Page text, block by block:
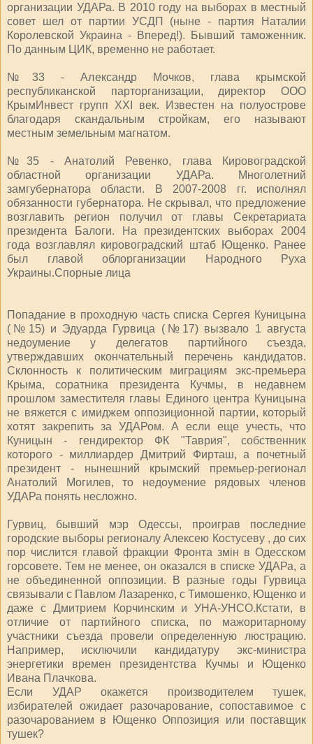
организации УДАРа. В 2010 году на выборах в местный
совет шел от партии УСДП (ныне - партия Наталии
Королевской Украина - Вперед!). Бывший таможенник.
По данным ЦИК, временно не работает.
№33 - Александр Мочков, глава крымской
республиканской парторганизации, директор ООО
КрымИнвест групп XXI век. Известен на полуострове
благодаря скандальным стройкам, его называют
местным земельным магнатом.
№35 - Анатолий Ревенко, глава Кировоградской
областной организации УДАРа. Многолетний
замгубернатора области. В 2007-2008 гг. исполнял
обязанности губернатора. Не скрывал, что предложение
возглавить регион получил от главы Секретариата
президента Балоги. На президентских выборах 2004
года возглавлял кировоградский штаб Ющенко. Ранее
был главой облорганизации Народного Руха
Украины.Спорные лица
Попадание в проходную часть списка Сергея Куницына
(№15) и Эдуарда Гурвица (№17) вызвало 1 августа
недоумение у делегатов партийного съезда,
утверждавших окончательный перечень кандидатов.
Склонность к политическим миграциям экс-премьера
Крыма, соратника президента Кучмы, в недавнем
прошлом заместителя главы Единого центра Куницына
не вяжется с имиджем оппозиционной партии, который
хотят закрепить за УДАРом. А если еще учесть, что
Куницын - гендиректор ФК "Таврия", собственник
которого - миллиардер Дмитрий Фирташ, а почетный
президент - нынешний крымский премьер-регионал
Анатолий Могилев, то недоумение рядовых членов
УДАРа понять несложно.
Гурвиц, бывший мэр Одессы, проиграв последние
городские выборы регионалу Алексею Костусеву , до сих
пор числится главой фракции Фронта змін в Одесском
горсовете. Тем не менее, он оказался в списке УДАРа, а
не объединенной оппозиции. В разные годы Гурвица
связывали с Павлом Лазаренко, с Тимошенко, Ющенко и
даже с Дмитрием Корчинским и УНА-УНСО.Кстати, в
отличие от партийного списка, по мажоритарному
участники съезда провели определенную люстрацию.
Например, исключили кандидатуру экс-министра
энергетики времен президентства Кучмы и Ющенко
Ивана Плачкова.
Если УДАР окажется производителем тушек,
избирателей ожидает разочарование, сопоставимое с
разочарованием в Ющенко Оппозиция или поставщик
тушек?